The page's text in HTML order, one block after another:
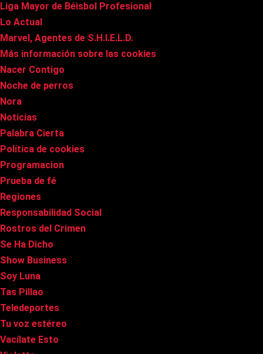
Liga Mayor de Béisbol Profesional
Lo Actual
Marvel, Agentes de S.H.I.E.L.D.
Más información sobre las cookies
Nacer Contigo
Noche de perros
Nora
Noticias
Palabra Cierta
Política de cookies
Programacion
Prueba de fé
Regiones
Responsabilidad Social
Rostros del Crimen
Se Ha Dicho
Show Business
Soy Luna
Tas Pillao
Teledeportes
Tu voz estéreo
Vacílate Esto